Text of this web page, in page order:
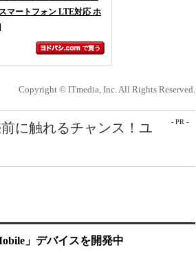
マートフォン LTE対応 ホ
Copyright © ITmedia, Inc. All Rights Reserved.
- PR -
に触れるチャンス！ユ
」デバイスを開発中